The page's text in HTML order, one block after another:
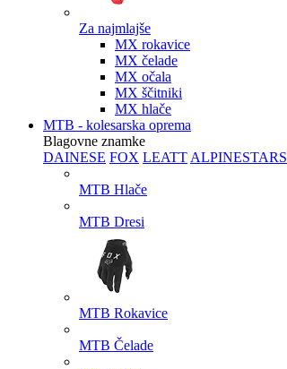
Za najmlajše
MX rokavice
MX čelade
MX očala
MX ščitniki
MX hlače
MTB - kolesarska oprema
Blagovne znamke
DAINESE FOX LEATT ALPINESTARS
MTB Hlače
MTB Dresi
MTB Rokavice
MTB Čelade